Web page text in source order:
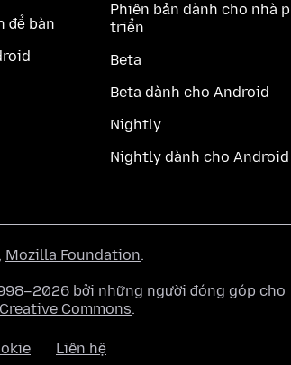
để bàn
Phiên bản dành cho nhà
triển
Beta
Beta dành cho Android
Nightly
Nightly dành cho Android
, Mozilla Foundation.
bởi những người đóng góp cho
Commons.
Liên hệ